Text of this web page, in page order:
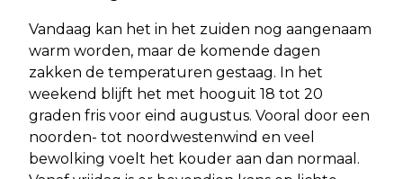
Vandaag kan het in het zuiden nog aangenaam
warm worden, maar de komende dagen
zakken de temperaturen gestaag. In het
weekend blijft het met hooguit 18 tot 20
graden fris voor eind augustus. Vooral door een
noorden- tot noordwestenwind en veel
bewolking voelt het kouder aan dan normaal.